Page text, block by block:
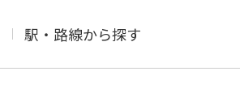
駅・路線から探す